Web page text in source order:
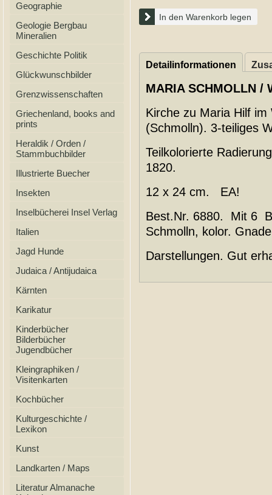
Geographie
Geologie Bergbau
Mineralien
Geschichte Politik
Glückwunschbilder
Grenzwissenschaften
Griechenland, books and
prints
Heraldik / Orden /
Stammbuchbilder
Illustrierte Buecher
Insekten
Inselbücherei Insel Verlag
Italien
Jagd Hunde
Judaica / Antijudaica
Kärnten
Karikatur
Kinderbücher
Bilderbücher
Jugendbücher
Kleingraphiken /
Visitenkarten
Kochbücher
Kulturgeschichte /
Lexikon
Kunst
Landkarten / Maps
Literatur Almanache
In den Warenkorb legen
Detailinformationen
MARIA SCHMOLLN /
Kirche zu Maria Hilf
(Schmolln). 3-teiliges
Teilkolorierte
1820.
12 x 24 cm. EA!
Best.Nr. 6880. Mit 6
Schmolln, kolor.
Darstellungen. Gut